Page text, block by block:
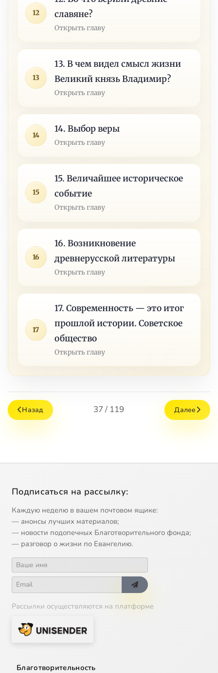
12
славяне?
Открыть главу
13
13. В чем видел смысл жизни
Великий князь Владимир?
Открыть главу
14
14. Выбор веры
Открыть главу
15
15. Величайшее историческое
событие
Открыть главу
16
16. Возникновение
древнерусской литературы
Открыть главу
17
17. Современность — это итог
прошлой истории. Советское
общество
Открыть главу
Назад 37 / 119 Далее
Подписаться на рассылку:
Каждую неделю в вашем почтовом ящике:
— анонсы лучших материалов;
— новости подопечных Благотворительного фонда;
— разговор о жизни по Евангелию.
Рассылки осуществляются на платформе
Благотворительность